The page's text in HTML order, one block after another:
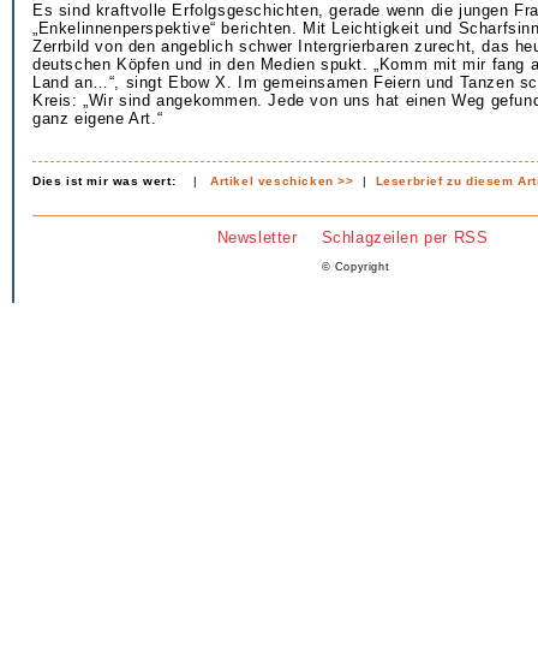
Es sind kraftvolle Erfolgsgeschichten, gerade wenn die jungen
„Enkelinnenperspektive“ berichten. Mit Leichtigkeit und
Zerrbild von den angeblich schwer Intergrierbaren zurecht, das
deutschen Köpfen und in den Medien spukt. „Komm mit mir fang
Land an…“, singt Ebow X. Im gemeinsamen Feiern und Tanzen
Kreis: „Wir sind angekommen. Jede von uns hat einen Weg
ganz eigene Art.“
Dies ist mir was wert: |Artikel veschicken >> | Leserbrief zu diesem
Newsletter Schlagzeilen per RSS
© Copyright